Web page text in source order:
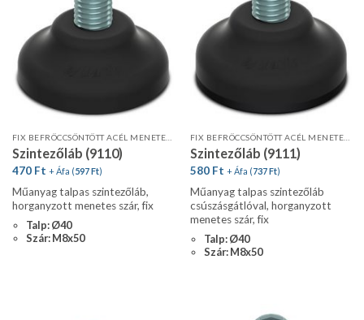
Szintezőláb (9110)
470 Ft + Áfa (597Ft)
Műanyag talpas szintezőláb,
horganyzott menetes szár, fix
Talp: Ø40
Szár: M8x50
Szintezőláb (9111)
580 Ft + Áfa (737Ft)
Műanyag talpas szintezőláb
csúszásgátlóval, horganyzott
menetes szár, fix
Talp: Ø40
Szár: M8x50